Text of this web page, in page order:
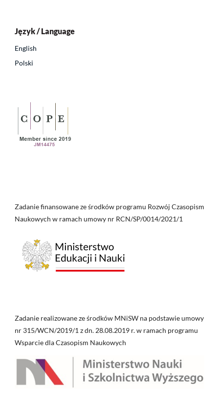
Język / Language
English
Polski
Zadanie finansowane ze środków programu Rozwój Czasopism
Naukowych w ramach umowy nr RCN/SP/0014/2021/1
Zadanie realizowane ze środków MNiSW na podstawie umowy
nr 315/WCN/2019/1 z dn. 28.08.2019 r. w ramach programu
Wsparcie dla Czasopism Naukowych